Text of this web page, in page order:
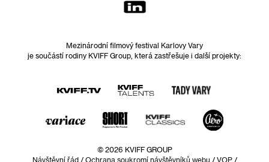
Mezinárodní filmový festival Karlovy Vary
je součástí rodiny KVIFF Group, která zastřešuje i další projekty:
© 2026 KVIFF GROUP
Návštěvní řád/ Ochrana soukromí návštěvníků webu / VOP/